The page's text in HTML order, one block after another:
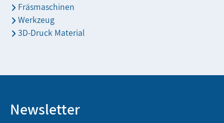
Fräsmaschinen
Werkzeug
3D-Druck Material
Newsletter